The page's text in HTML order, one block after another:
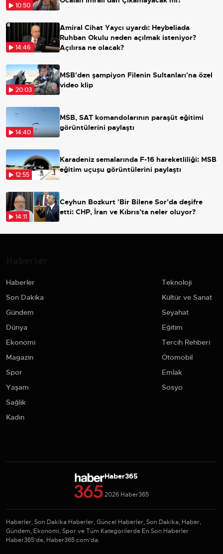
10:50
14:46
Amiral Cihat Yaycı uyardı: Heybeliada
Ruhban Okulu neden açılmak isteniyor?
Açılırsa ne olacak?
20:03
MSB'den şampiyon Filenin Sultanları'na özel
video klip
14:40
MSB, SAT komandolarının paraşüt eğitimi
görüntülerini paylaştı
12:55
Karadeniz semalarında F-16 hareketliliği: MSB
eğitim uçuşu görüntülerini paylaştı
14:11
Ceyhun Bozkurt 'Bir Bilene Sor'da deşifre
etti: CHP, İran ve Kıbrıs'ta neler oluyor?
Haberler
Son Dakika
Gündem
Dünya
Ekonomi
Magazin
Spor
Yaşam
Sağlık
Kadın
Teknoloji
Kültür ve Sanat
Seyahat
Eğitim
Tercih Rehberi
Otomobil
Emlak
Sosyo
Haber365
2026 Haber365
Haberler, Son Dakika Haberler, Güncel Haberler, Son Dakika, Haber,
Gündem, Ekonomi, Spor ve Tüm Kategorilerde En Son Haberler
Haber365'de, Haber365.com'da.